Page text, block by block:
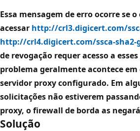
Essa mensagem de erro ocorre se
acessar http://crl3.digicert.com/
http://crl4.digicert.com/ssca-sha2-
de revogação requer acesso a
problema geralmente acontece
servidor proxy configurado. Em
solicitações não estiverem
proxy, o firewall de borda as
Solução